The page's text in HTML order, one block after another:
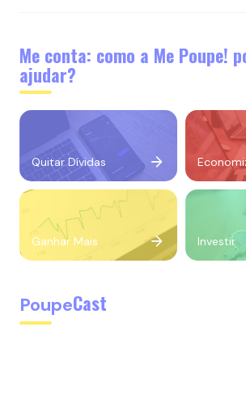
Me conta: como a Me Poupe!
ajudar?
Quitar Dívidas
Ganhar Mais Investir
PoupeCast